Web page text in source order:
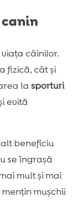
câinilor.
fizică, cât și
la sporturi
evită
beneficiu
se îngrașă
mult și mai
mușchii